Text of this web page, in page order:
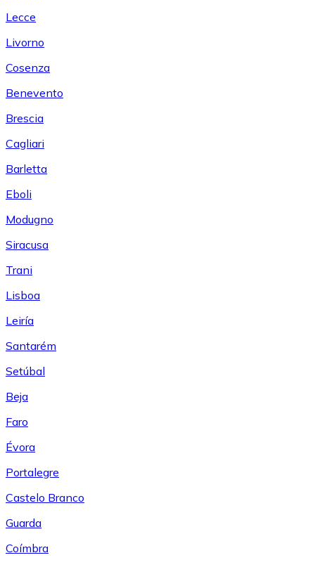
Lecce
Livorno
Cosenza
Benevento
Brescia
Cagliari
Barletta
Eboli
Modugno
Siracusa
Trani
Lisboa
Leiría
Santarém
Setúbal
Beja
Faro
Évora
Portalegre
Castelo Branco
Guarda
Coímbra